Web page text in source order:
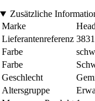
Zusätzliche
Marke
Head
Lieferantenreferenz
Farbe
Farbe
Geschlecht
Altersgruppe